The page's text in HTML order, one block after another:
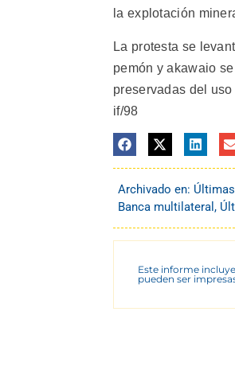
la explotación
La protesta se
pemón y akawaio
preservadas del
if/98
Archivado en:
Banca multilateral ,
Este informe
pueden ser